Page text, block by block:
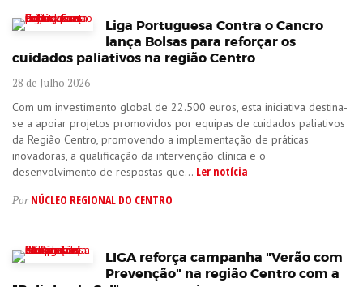
Liga Portuguesa Contra o Cancro
lança Bolsas para reforçar os
cuidados paliativos na região Centro
28 de Julho 2026
Com um investimento global de 22.500 euros, esta iniciativa destina-
se a apoiar projetos promovidos por equipas de cuidados paliativos
da Região Centro, promovendo a implementação de práticas
inovadoras, a qualificação da intervenção clínica e o
desenvolvimento de respostas que... Ler notícia
PorNÚCLEO REGIONAL DO CENTRO
LIGA reforça campanha "Verão com
Prevenção" na região Centro com a